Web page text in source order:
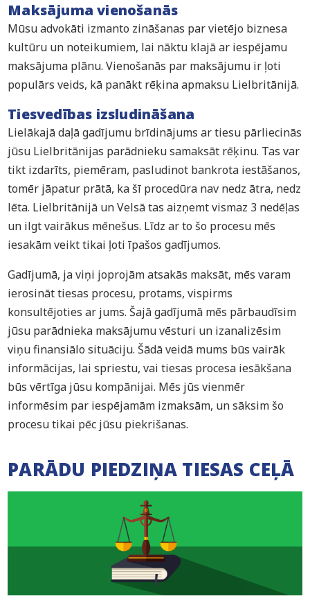
Maksājuma vienošanās
Mūsu advokāti izmanto zināšanas par vietējo biznesa
kultūru un noteikumiem, lai nāktu klajā ar iespējamu
maksājuma plānu. Vienošanās par maksājumu ir ļoti
populārs veids, kā panākt rēķina apmaksu Lielbritānijā.
Tiesvedības izsludināšana
Lielākajā daļā gadījumu brīdinājums ar tiesu pārliecinās
jūsu Lielbritānijas parādnieku samaksāt rēķinu. Tas var
tikt izdarīts, piemēram, pasludinot bankrota iestāšanos,
tomēr jāpatur prātā, ka šī procedūra nav nedz ātra, nedz
lēta. Lielbritānijā un Velsā tas aizņemt vismaz 3 nedēļas
un ilgt vairākus mēnešus. Līdz ar to šo procesu mēs
iesakām veikt tikai ļoti īpašos gadījumos.
Gadījumā, ja viņi joprojām atsakās maksāt, mēs varam
ierosināt tiesas procesu, protams, vispirms
konsultējoties ar jums. Šajā gadījumā mēs pārbaudīsim
jūsu parādnieka maksājumu vēsturi un izanalizēsim
viņu finansiālo situāciju. Šādā veidā mums būs vairāk
informācijas, lai spriestu, vai tiesas procesa iesākšana
būs vērtīga jūsu kompānijai. Mēs jūs vienmēr
informēsim par iespējamām izmaksām, un sāksim šo
procesu tikai pēc jūsu piekrišanas.
PARĀDU PIEDZIŅA TIESAS CEĻĀ